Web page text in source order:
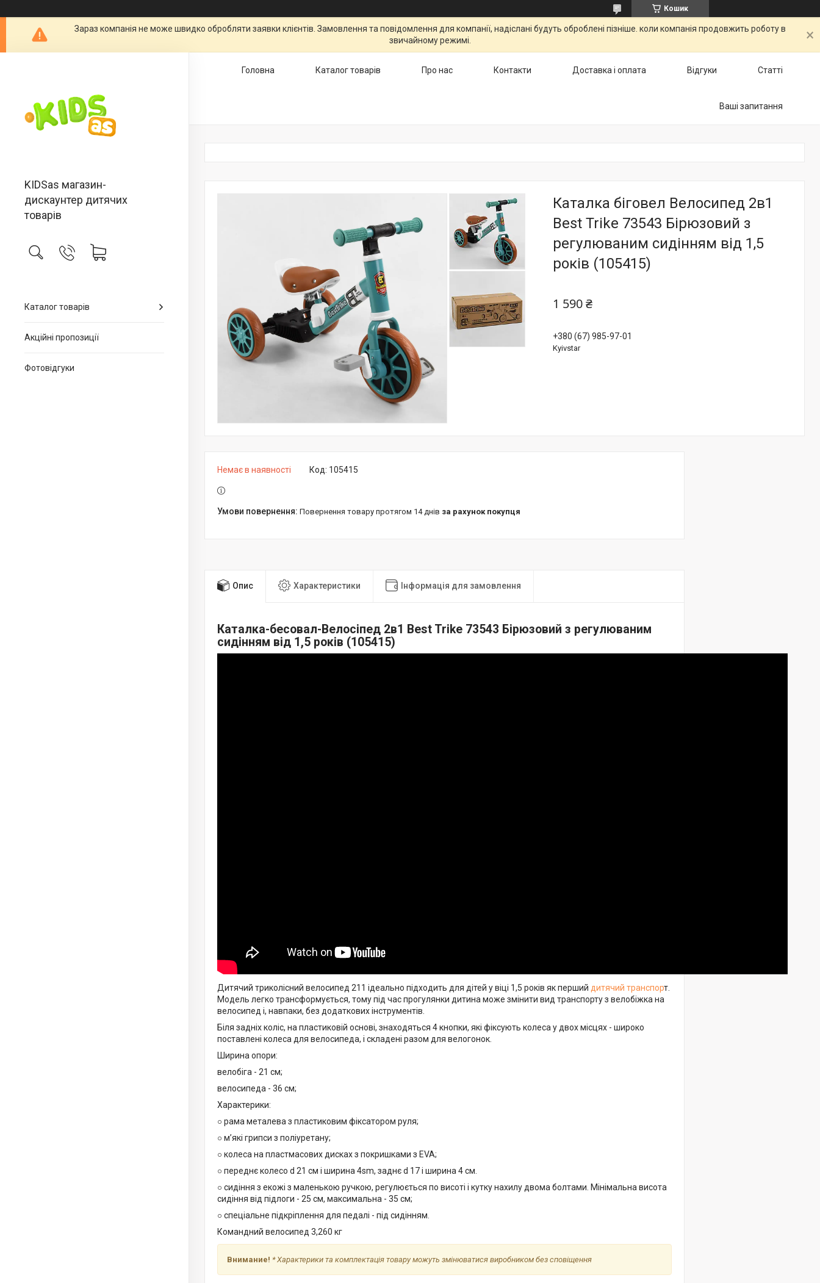
Кошик
Зараз компанія не може швидко обробляти заявки клієнтів. Замовлення та повідомлення для компанії, надіслані будуть оброблені пізніше. коли компанія продовжить роботу в
звичайному режимі.
KIDSas магазин-
дискаунтер дитячих
товарів
Каталог товарів
Акційні пропозиції
Фотовідгуки
Головна Каталог товарів Про нас Контакти Доставка і оплата Відгуки Статті
Ваші запитання
Каталка біговел Велосипед 2в1
Best Trike 73543 Бірюзовий з
регулюваним сидінням від 1,5
років (105415)
1 590 ₴
+380 (67) 985-97-01
Kyivstar
Немає в наявності Код: 105415
повернення товару протягом 14 днів за рахунок покупця
Опис Характеристики Інформація для замовлення
Каталка-бесовал-Велосіпед 2в1 Best Trike 73543 Бірюзовий з регулюваним
сидінням від 1,5 років (105415)
Дитячий триколісний велосипед 211 ідеально підходить для дітей у віці 1,5 років як перший дитячий транспорт.
Модель легко трансформується, тому під час прогулянки дитина може змінити вид транспорту з велобіжка на
велосипед і, навпаки, без додаткових інструментів.
Біля задніх коліс, на пластиковій основі, знаходяться 4 кнопки, які фіксують колеса у двох місцях - широко
поставлені колеса для велосипеда, і складені разом для велогонок.
Ширина опори:
велобіга - 21 см;
велосипеда - 36 см;
Характерики:
○ рама металева з пластиковим фіксатором руля;
○ м’які грипси з поліуретану;
○ колеса на пластмасових дисках з покришками з EVA;
○ переднє колесо d 21 см і ширина 4sm, заднє d 17 і ширина 4 см.
○ сидіння з екожі з маленькою ручкою, регулюється по висоті і кутку нахилу двома болтами. Мінімальна висота
сидіння від підлоги - 25 см, максимальна - 35 см;
○ спеціальне підкріплення для педалі - під сидінням.
Командний велосипед 3,260 кг
Внимание! * Характерики та комплектація товару можуть змінюватися виробником без сповіщення